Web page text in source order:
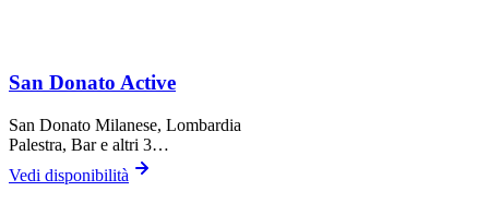
San Donato Active
San Donato Milanese, Lombardia
Palestra, Bare altri 3…
Vedi disponibilità